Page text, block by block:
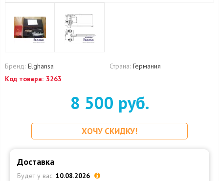
Бренд: Elghansa Страна: Германия
Код товара: 3263
8 500 руб.
ХОЧУ СКИДКУ!
Доставка
Будет у вас: 10.08.2026